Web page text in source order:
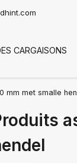
CARGAISONS
mm met smalle